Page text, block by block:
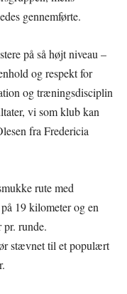
gennemførte.
på så højt niveau –
og respekt for
og træningsdisciplin
vi som klub kan
fra Fredericia
rute med
19 kilometer og en
runde.
stævnet til et populært